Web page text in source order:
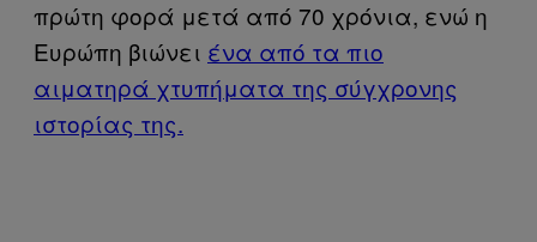
πρώτη φορά μετά από 70 χρόνια, ενώ η
Ευρώπη βιώνει ένα από τα πιο
αιματηρά χτυπήματα της σύγχρονης
ιστορίας της.